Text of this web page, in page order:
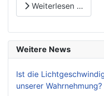
Weiterlesen …
Weitere News
Ist die
unserer Wahrnehmung?